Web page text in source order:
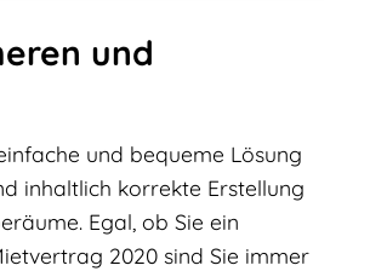
und
und bequeme Lösung
inhaltlich korrekte Erstellung
Egal, ob Sie ein
2020 sind Sie immer